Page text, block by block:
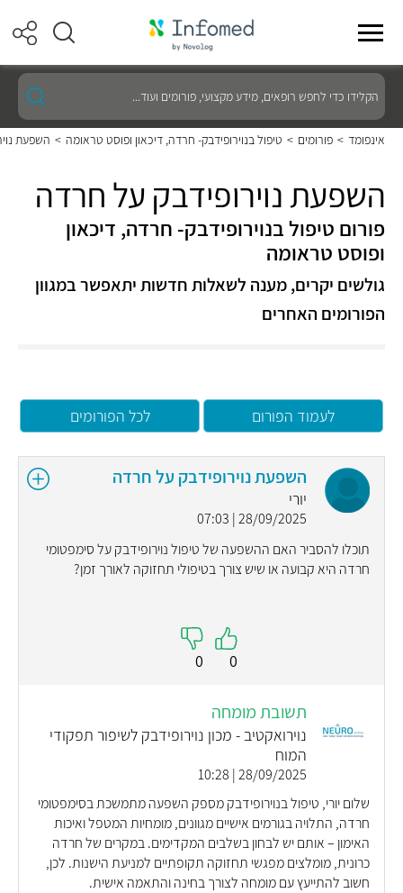
הקלידו
כדי
לחפש
רופאים,
מידע
ועוד...
אינפומד > פורומים > טיפול בנוירופידבק- חרדה, דיכאון ופוסט טראומה > השפעת
השפעת נוירופידבק על חרדה
פורום טיפול בנוירופידבק- חרדה, דיכאון
ופוסט טראומה
גולשים יקרים, מענה לשאלות חדשות יתאפשר במגוון
הפורומים האחרים
לעמוד הפורום לכל הפורומים
השפעת נוירופידבק על חרדה
יורי
28/09/2025 | 07:03
תוכלו להסביר האם ההשפעה של טיפול נוירופידבק על סימפטומי
חרדה היא קבועה או שיש צורך בטיפולי תחזוקה לאורך זמן?
0
0
תשובת מומחה
נוירואקטיב - מכון נוירופידבק לשיפור תפקודי
המוח
28/09/2025 | 10:28
שלום יורי, טיפול בנוירופידבק מספק השפעה מתמשכת בסימפטומי
חרדה, התלויה בגורמים אישיים מגוונים, מומחיות המטפל ואיכות
האימון – אותם יש לבחון בשלבים המקדימים. במקרים של חרדה
כרונית, מומלצים מפגשי תחזוקה תקופתיים למניעת הישנות. לכן,
חשוב להתייעץ עם מומחה לצורך בחינה והתאמה אישית.